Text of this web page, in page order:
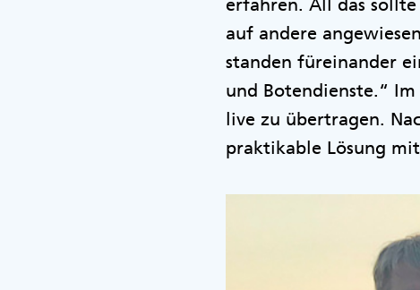
auf andere
standen füreinander
und Botendienste.“
live zu übertragen.
praktikable Lösung